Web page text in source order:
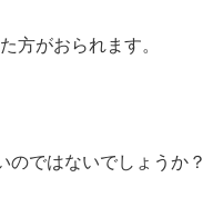
方がおられます。
ではないでしょうか？